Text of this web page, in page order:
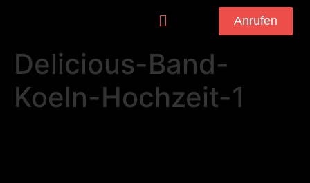
Anrufen
Delicious-Band-
Koeln-Hochzeit-1